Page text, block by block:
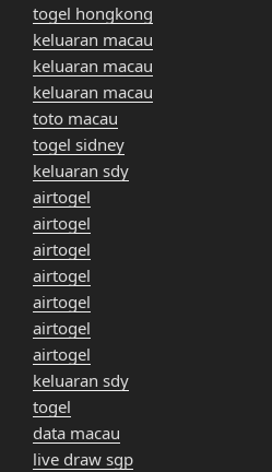
togel hongkong
keluaran macau
keluaran macau
keluaran macau
toto macau
togel sidney
keluaran sdy
airtogel
airtogel
airtogel
airtogel
airtogel
airtogel
airtogel
keluaran sdy
togel
data macau
live draw sgp